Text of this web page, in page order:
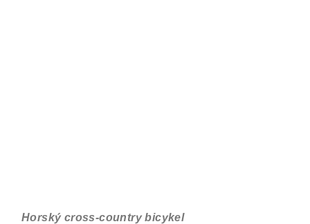
Horský cross-country bicykel